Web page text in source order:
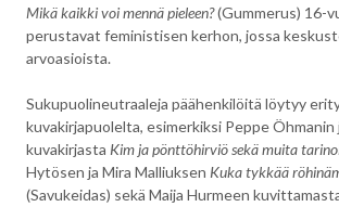
Mikä kaikki voi mennä pieleen?(Gummerus) 16-
perustavat feministisen kerhon, jossa
arvoasioista.
Sukupuolineutraaleja päähenkilöitä löytyy
kuvakirjapuolelta, esimerkiksi Peppe
kuvakirjasta Kim ja pönttöhirviö sekä muita
Hytösen ja Mira Malliuksen Kuka tykkää
(Savukeidas) sekä Maija Hurmeen